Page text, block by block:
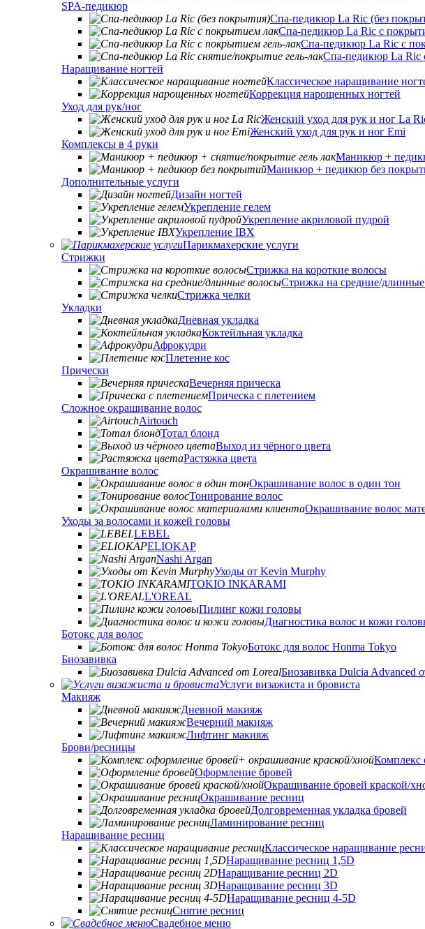
SPA-педикюр
Спа-педикюр La Ric (без
Спа-педикюр La Ric с
Спа-педикюр La Ric с
Спа-педикюр La Ric
Наращивание ногтей
Классическое наращивание
Коррекция нарощенных ногтей
Уход для рук/ног
Женский уход для рук и ног La
Женский уход для рук и ног Emi
Комплексы в 4 руки
Маникюр +
Маникюр + педикюр без
Дополнительные услуги
Дизайн ногтей
Укрепление гелем
Укрепление акриловой пудрой
Укрепление IBX
Парикмахерские услуги
Стрижки
Стрижка на короткие волосы
Стрижка на средние/
Стрижка челки
Укладки
Дневная укладка
Коктейльная укладка
Афрокудри
Плетение кос
Прически
Вечерняя прическа
Прическа с плетением
Сложное окрашивание волос
Airtouch
Тотал блонд
Выход из чёрного цвета
Растяжка цвета
Окрашивание волос
Окрашивание волос в один тон
Тонирование волос
Окрашивание волос
Уходы за волосами и кожей головы
LEBEL
ELIOKAP
Nashi Argan
Уходы от Kevin Murphy
TOKIO INKARAMI
L'OREAL
Пилинг кожи головы
Диагностика волос и кожи
Ботокс для волос
Ботокс для волос Honma Tokyo
Биозавивка
Биозавивка Dulcia Advanced
Услуги визажиста и бровиста
Макияж
Дневной макияж
Вечерний макияж
Лифтинг макияж
Брови/ресницы
Комплекс
Оформление бровей
Окрашивание бровей краской/
Окрашивание ресниц
Долговременная укладка бровей
Ламинирование ресниц
Наращивание ресниц
Классическое наращивание
Наращивание ресниц 1,5D
Наращивание ресниц 2D
Наращивание ресниц 3D
Наращивание ресниц 4-5D
Снятие ресниц
Свадебное меню